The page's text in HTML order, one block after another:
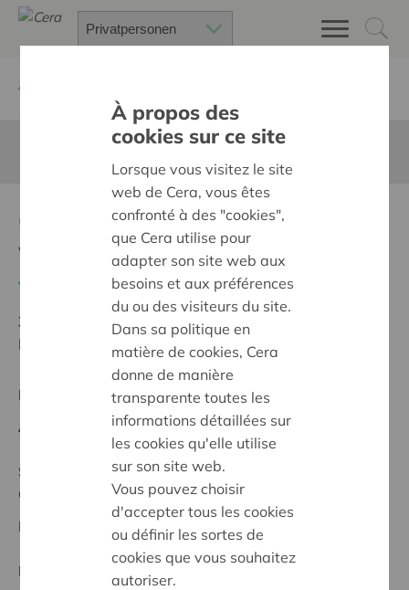
Questival II (materiaal
workshops)
Ziel:
Une société solidaire et respectueuse, sans
barrières
Regionales Projekt
Anfangsdatum:05/02/2024
Stand :
Complete
Gent & Leieland
Datum:
05/02/2024
Entscheidung: Approved
À propos des
cookies sur ce site
Lorsque vous visitez le site
web de Cera, vous êtes
confronté à des "cookies",
que Cera utilise pour
adapter son site web aux
besoins et aux préférences
du ou des visiteurs du site.
Dans sa politique en
matière de cookies, Cera
donne de manière
transparente toutes les
informations détaillées sur
les cookies qu'elle utilise
sur son site web.
Vous pouvez choisir
d'accepter tous les cookies
ou définir les sortes de
cookies que vous souhaitez
autoriser.